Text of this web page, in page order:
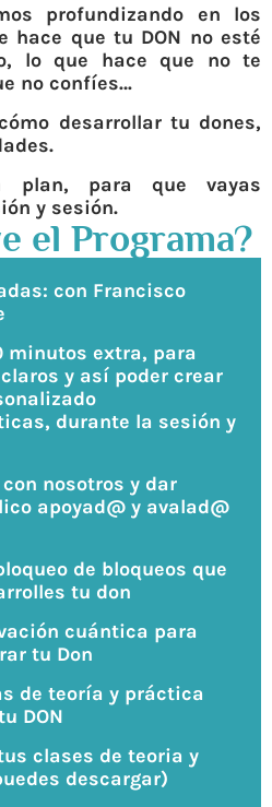
profundizando en los
hace que tu DON no esté
lo que hace que no te
no confíes…
desarrollar tu dones,
plan, para que vayas
y sesión.
el Programa?
con Francisco
minutos extra, para
y así poder crear
durante la sesión y
nosotros y dar
apoyad@ y avalad@
de bloqueos que
tu don
cuántica para
tu Don
de teoría y práctica
DON
clases de teoria y
descargar)